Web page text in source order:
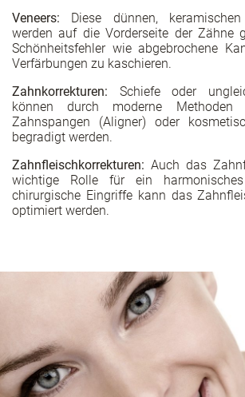
Veneers: Diese dünnen, keramischen
werden auf die Vorderseite der Zähne
Schönheitsfehler wie abgebrochene
Verfärbungen zu kaschieren.
Zahnkorrekturen: Schiefe oder
können durch moderne Methoden
Zahnspangen (Aligner) oder
begradigt werden.
Zahnfleischkorrekturen: Auch das
wichtige Rolle für ein
chirurgische Eingriffe kann das
optimiert werden.